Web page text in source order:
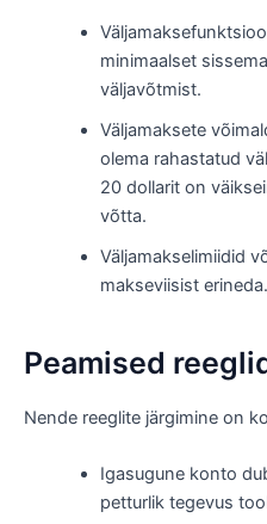
minimaalset
väljavõtmist.
Väljamaksete
olema rahastatud
20 dollarit on
võtta.
Väljamakselimiidid
makseviisist erineda.
Peamised
Nende reeglite järgimine on
Igasugune konto
petturlik tegevus